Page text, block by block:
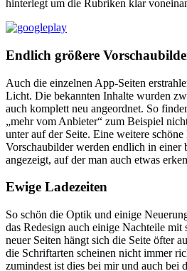
hinterlegt um die Rubriken klar
Endlich größere
Auch die einzelnen App-Seiten
Licht. Die bekannten Inhalte wurden
auch komplett neu angeordnet. So
„mehr vom Anbieter“ zum Beispiel
unter auf der Seite. Eine weitere
Vorschaubilder werden endlich in einer
angezeigt, auf der man auch etwas
Ewige Ladezeiten
So schön die Optik und einige
das Redesign auch einige Nachteile
neuer Seiten hängt sich die Seite öfter
die Schriftarten scheinen nicht immer
zumindest ist dies bei mir und auch bei